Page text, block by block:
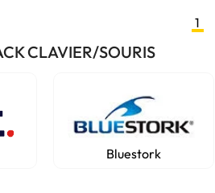
1
CLAVIER/SOURIS
Bluestork